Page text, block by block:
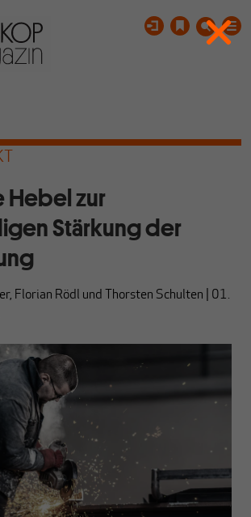
Hebel zur
Stärkung der
, Florian Rödl und Thorsten Schulten
01.